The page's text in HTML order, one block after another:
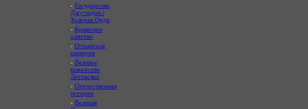
- Государство
Джучидов /
Золотая Орда
- Крымское
ханство
- Османская
империя
- Великое
княжество
Литовское
- Отечественная
история
- Великая